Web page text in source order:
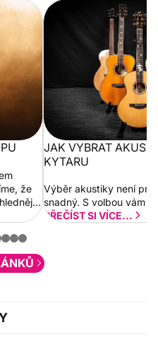
že
Jak vybrat
JAK VYBRAT
KYTARU
Výběr akustiky není pro
snadný. S volbou vám
PŘEČÍST SI VÍCE...